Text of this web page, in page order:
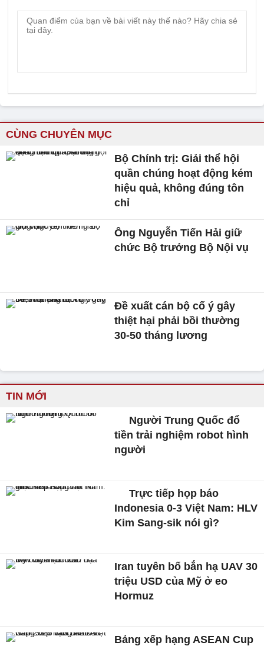
CÙNG CHUYÊN MỤC
Bộ Chính trị: Giải thể hội
quần chúng hoạt động kém
hiệu quả, không đúng tôn
chỉ
Ông Nguyễn Tiến Hải giữ
chức Bộ trưởng Bộ Nội vụ
Đề xuất cán bộ cố ý gây
thiệt hại phải bồi thường
30-50 tháng lương
TIN MỚI
Người Trung Quốc đổ
tiền trải nghiệm robot hình
người
Trực tiếp họp báo
Indonesia 0-3 Việt Nam: HLV
Kim Sang-sik nói gì?
Iran tuyên bố bắn hạ UAV 30
triệu USD của Mỹ ở eo
Hormuz
Bảng xếp hạng ASEAN Cup